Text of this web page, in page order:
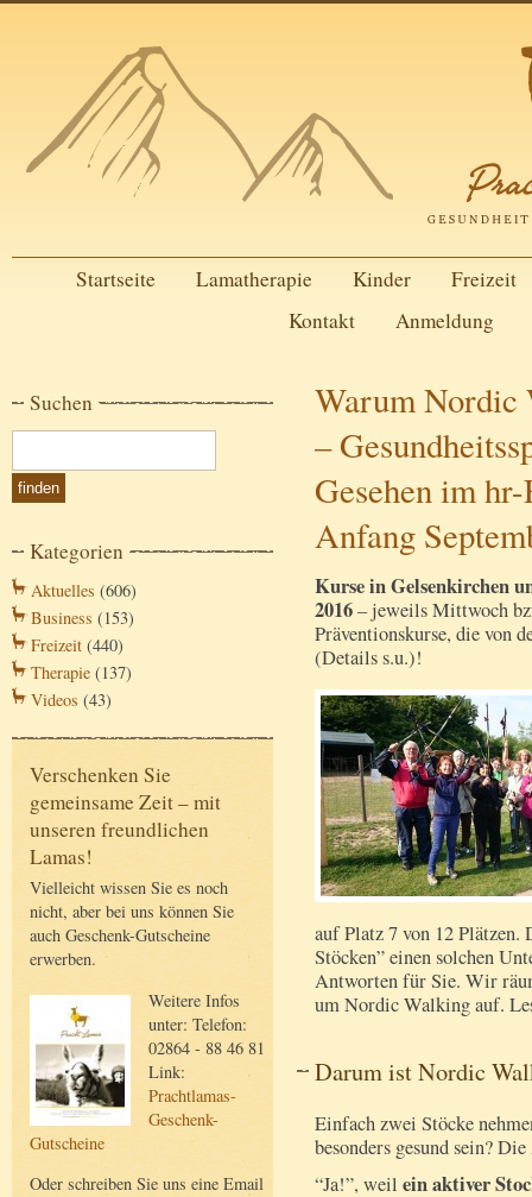
Startseite Lamatherapie Kinder
Freizeit
Kontakt
Anmeldung
Suchen
Kategorien
Aktuelles (606)
Business (153)
Freizeit (440)
Therapie (137)
Videos (43)
Verschenken Sie
gemeinsame Zeit – mit
unseren freundlichen
Lamas!
Vielleicht wissen Sie es noch
nicht, aber bei uns können Sie
auch Geschenk-Gutscheine
erwerben.
Weitere Infos
unter: Telefon:
02864 - 88 46 81
Link:
Prachtlamas-
Geschenk-
Gutscheine
Oder schreiben Sie uns eine Email
Warum Nordic
–
Gesehen im
Anfang
Kurse in Gelsenkirchen
2016– jeweils Mittwoch
Präventionskurse, die von
(Details s.u.)!
auf Platz 7 von 12 Plätzen.
Stöcken” einen solchen
Antworten für Sie. Wir
um Nordic Walking auf.
Darum ist Nordic
Einfach zwei Stöcke
besonders gesund sein?
“Ja!”, weil ein aktiver